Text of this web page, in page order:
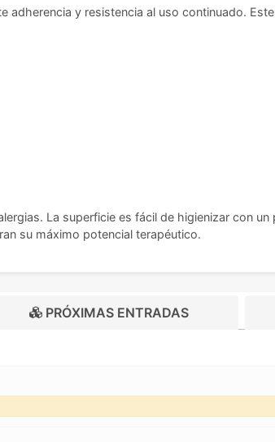
adherencia y resistencia al uso continuado.
La superficie es fácil de higienizar con
su máximo potencial terapéutico.
PRÓXIMAS ENTRADAS